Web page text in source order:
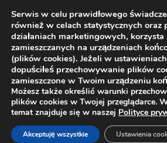
Strona główna
Sklep
Woski, pisaki, zaślepki, filce
Serwis w celu prawidłowego
również w celach statystycznych oraz
działaniach marketingowych,
zamieszczanych na urządzeniach
(plików cookies). Jeżeli w
dopuściłeś przechowywanie plików
zamieszczone w Twoim urządzeniu
Możesz także określić warunki
plików cookies w Twojej przeglądarce.
temat znajduje się w naszej Polityce
Akceptuję wszystkie Ustawienia